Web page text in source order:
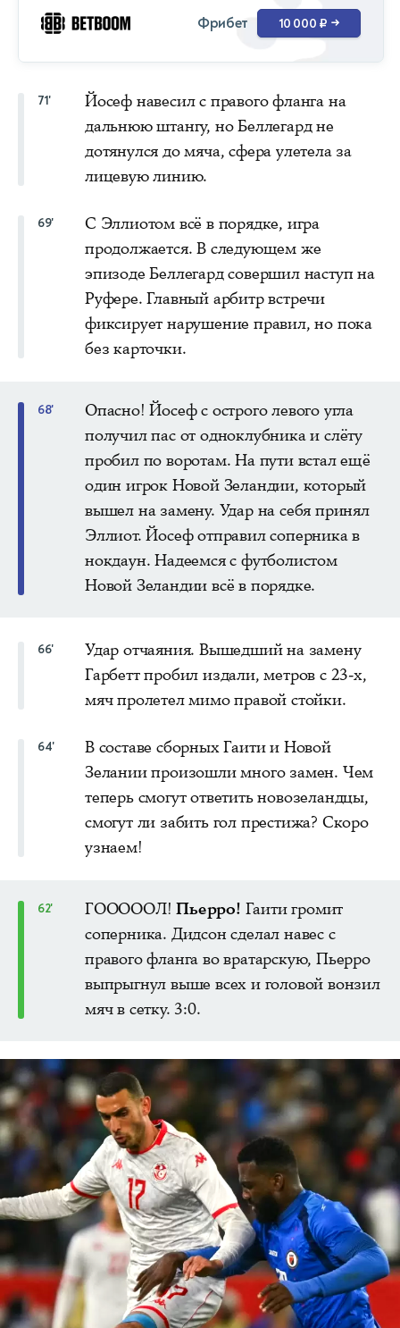
Фрибет 10 000 ₽ →
71'
Йосеф навесил с правого фланга на
дальнюю штангу, но Беллегард не
дотянулся до мяча, сфера улетела за
лицевую линию.
69'
С Эллиотом всё в порядке, игра
продолжается. В следующем же
эпизоде Беллегард совершил наступ на
Руфере. Главный арбитр встречи
фиксирует нарушение правил, но пока
без карточки.
68'
Опасно! Йосеф с острого левого угла
получил пас от одноклубника и слёту
пробил по воротам. На пути встал ещё
один игрок Новой Зеландии, который
вышел на замену. Удар на себя принял
Эллиот. Йосеф отправил соперника в
нокдаун. Надеемся с футболистом
Новой Зеландии всё в порядке.
66'
Удар отчаяния. Вышедший на замену
Гарбетт пробил издали, метров с 23-х,
мяч пролетел мимо правой стойки.
64'
В составе сборных Гаити и Новой
Зелании произошли много замен. Чем
теперь смогут ответить новозеландцы,
смогут ли забить гол престижа? Скоро
узнаем!
62' ГОООООЛ!Пьерро! Гаити громит
соперника. Дидсон сделал навес с
правого фланга во вратарскую, Пьерро
выпрыгнул выше всех и головой вонзил
мяч в сетку. 3:0.